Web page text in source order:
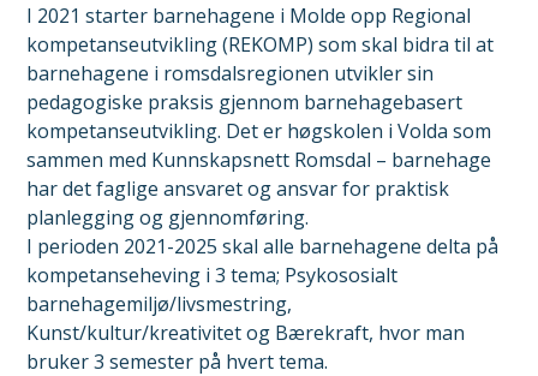
I 2021 starter barnehagene i Molde opp Regional
kompetanseutvikling (REKOMP) som skal bidra til at
barnehagene i romsdalsregionen utvikler sin
pedagogiske praksis gjennom barnehagebasert
kompetanseutvikling. Det er høgskolen i Volda som
sammen med Kunnskapsnett Romsdal – barnehage
har det faglige ansvaret og ansvar for praktisk
planlegging og gjennomføring.
I perioden 2021-2025 skal alle barnehagene delta på
kompetanseheving i 3 tema; Psykososialt
barnehagemiljø/livsmestring,
Kunst/kultur/kreativitet og Bærekraft, hvor man
bruker 3 semester på hvert tema.